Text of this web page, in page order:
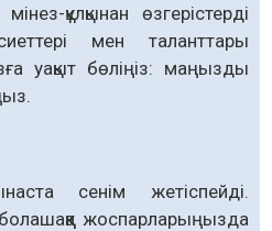
құлқынан өзгерістерді
мен таланттары
уақыт бөліңіз: маңызды
сенім жетіспейді.
жоспарларыңызда